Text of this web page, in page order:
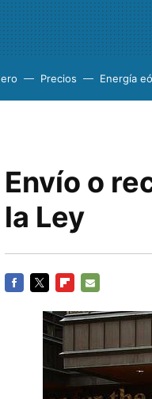
Precios Energía
Envío o
la Ley
MAIL